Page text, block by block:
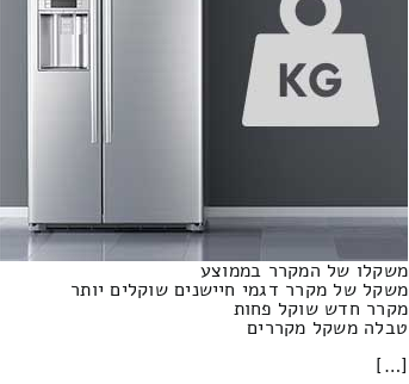
משקלו של המקרר בממוצע
משקל של מקרר דגמי חיישנים שוקלים יותר
מקרר חדש שוקל פחות
טבלה משקל מקררים
[…]